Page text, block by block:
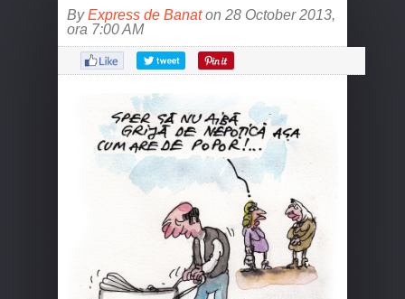
ByExpress de Banaton 28 October 2013,
ora 7:00 AM